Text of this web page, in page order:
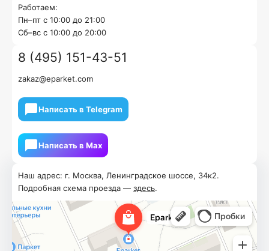
Наш адрес: г. Москва, Ленинградское шоссе, 34к2.
Подробная схема проезда — здесь.
Работаем:
Пн–пт с 10:00 до 21:00
Cб–вс с 10:00 до 20:00
8 (495) 151-43-51
zakaz@eparket.com
Написать в Telegram
Написать в Мах